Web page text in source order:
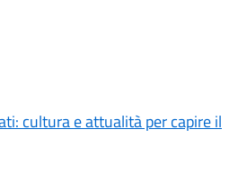
cultura e attualità per capire il